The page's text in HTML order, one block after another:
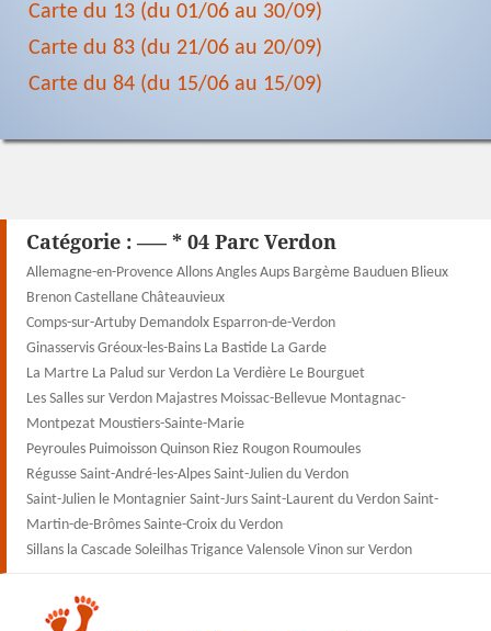
Carte du 13 (du 01/06 au 30/09)
Carte du 83 (du 21/06 au 20/09)
Carte du 84 (du 15/06 au 15/09)
Catégorie : —– * 04 Parc Verdon
Allemagne-en-Provence Allons Angles Aups Bargème Bauduen Blieux
Brenon Castellane Châteauvieux
Comps-sur-Artuby Demandolx Esparron-de-Verdon
Ginasservis Gréoux-les-Bains La Bastide La Garde
La Martre La Palud sur Verdon La Verdière Le Bourguet
Les Salles sur Verdon Majastres Moissac-Bellevue Montagnac-
Montpezat Moustiers-Sainte-Marie
Peyroules Puimoisson Quinson Riez Rougon Roumoules
Régusse Saint-André-les-Alpes Saint-Julien du Verdon
Saint-Julien le Montagnier Saint-Jurs Saint-Laurent du Verdon Saint-
Martin-de-Brômes Sainte-Croix du Verdon
Sillans la Cascade Soleilhas Trigance Valensole Vinon sur Verdon